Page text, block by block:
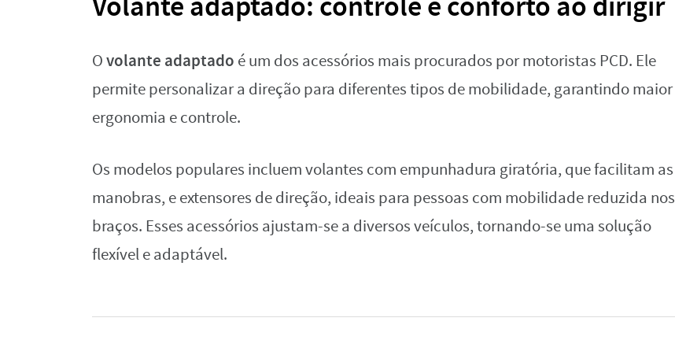
Ovolante adaptado é um dos acessórios mais procurados por motoristas PCD. Ele
permite personalizar a direção para diferentes tipos de mobilidade, garantindo maior
ergonomia e controle.
Os modelos populares incluem volantes com empunhadura giratória, que facilitam as
manobras, e extensores de direção, ideais para pessoas com mobilidade reduzida nos
braços. Esses acessórios ajustam-se a diversos veículos, tornando-se uma solução
flexível e adaptável.